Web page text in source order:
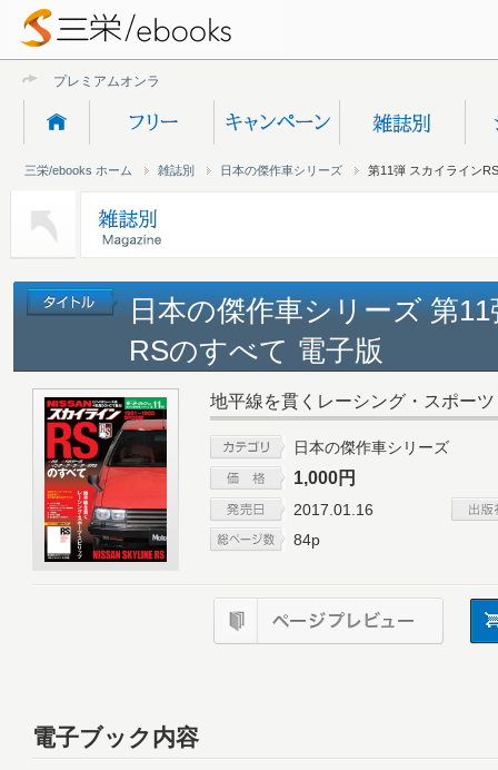
プレミアムオンライン新規
三栄/ebooks ホーム 雑誌別 日本の傑作車シリーズ 第11弾 スカイライン
日本の傑作車シリーズ 第
RSのすべて 電子版
地平線を貫くレーシング・スポー
日本の傑作車シリーズ
1,000円
2017.01.16
84p
電子ブック内容